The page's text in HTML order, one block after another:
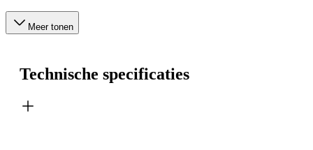
Meer tonen
Technische specificaties